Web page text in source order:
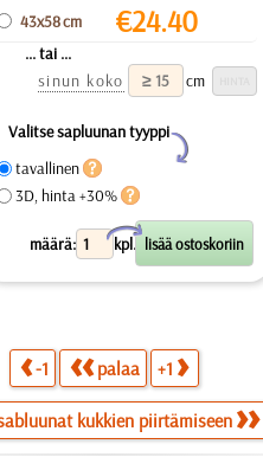
43x58 cm €24.40
... tai ...
sinun koko
cm
Valitse sapluunan tyyppi
Y
tavallinen
3D, hinta +30%
määrä: kpl.
X
-1 palaa +1
kukkien piirtämiseen